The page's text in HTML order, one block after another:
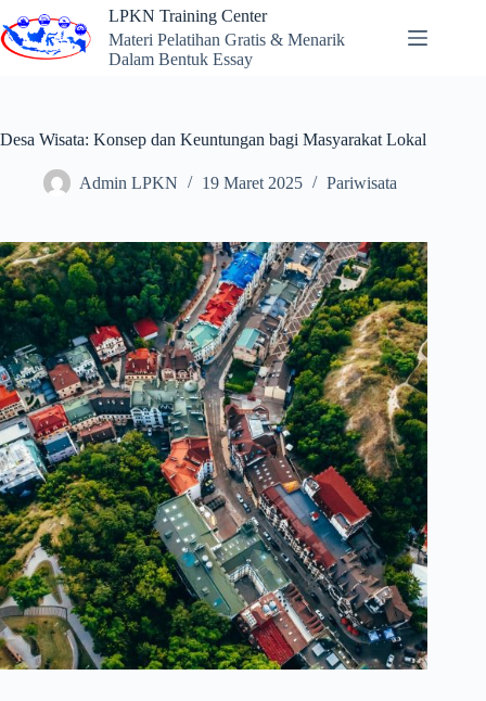
to
content
LPKN Training Center
Materi Pelatihan Gratis & Menarik
Dalam Bentuk Essay
Desa Wisata: Konsep dan Keuntungan bagi Masyarakat Lokal
Admin LPKN 19 Maret 2025 Pariwisata